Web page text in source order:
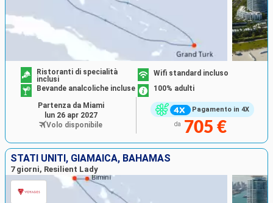
Pagamento in 4X
Ristoranti di specialità
inclusi
Wifi standard incluso
Bevande analcoliche incluse
100% adulti
da 705 €
Partenza da Miami
lun 26 apr 2027
Volo disponibile
STATI UNITI, GIAMAICA, BAHAMAS
7 giorni, Resilient Lady